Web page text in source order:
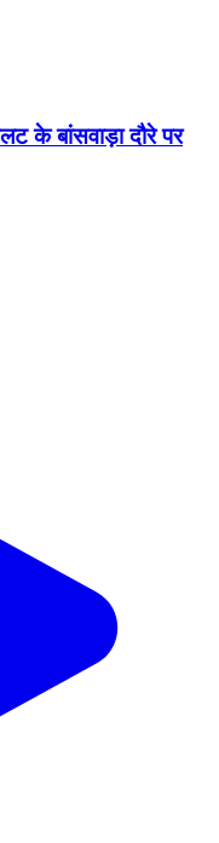
के बांसवाड़ा दौरे पर